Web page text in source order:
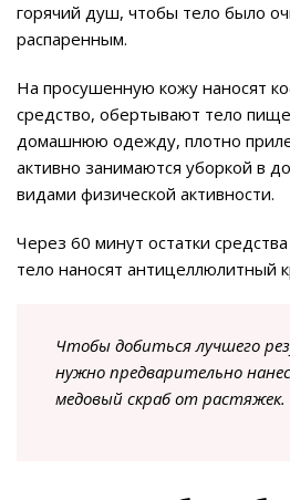
горячий душ, чтобы тело было
распаренным.
На просушенную кожу наносят
средство, обертывают тело
домашнюю одежду, плотно
активно занимаются уборкой в
видами физической активности.
Через 60 минут остатки
тело наносят антицеллюлитный
Чтобы добиться лучшего
нужно предварительно
медовый скраб от растяжек.